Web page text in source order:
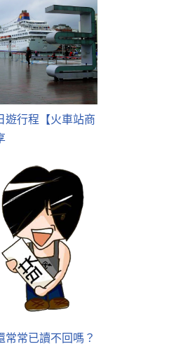
遊行程【火車站商
常常已讀不回嗎？